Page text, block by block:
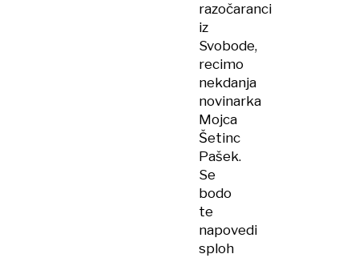
razočaranci
iz
Svobode,
recimo
nekdanja
novinarka
Mojca
Šetinc
Pašek.
Se
bodo
te
napovedi
sploh